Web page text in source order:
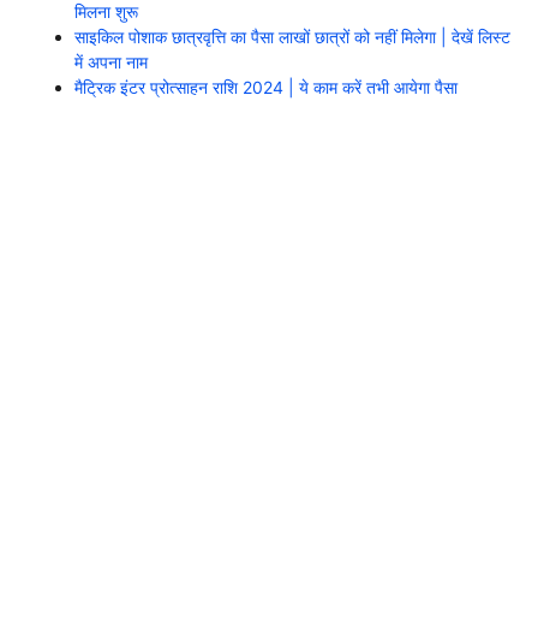
मिलना शुरू
साइकिल पोशाक छात्रवृत्ति का पैसा लाखों छात्रों को नहीं मिलेगा | देखें लिस्ट
में अपना नाम
मैट्रिक इंटर प्रोत्साहन राशि 2024 | ये काम करें तभी आयेगा पैसा